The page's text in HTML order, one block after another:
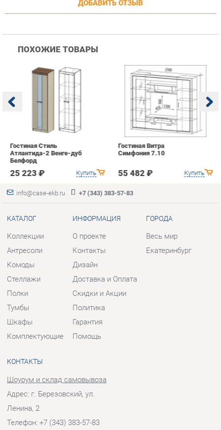
Купить
Гостиная Стиль
Атлантида-2 Венге-дуб
25 223 ₽ Купить
Гостиная Витра
Симфония 7.10
55 482 ₽
КАТАЛОГ
Коллекции
Антресоли
Комоды
Стеллажи
Полки
Тумбы
Шкафы
Комплектующие
Контакты
Дизайн
Доставка и Оплата
Скидки и Акции
Политика
Гарантия
Помощь
ГОРОДА
Екатеринбург
Телефон: +7 (343) 383-57-83
Отправить сообщение